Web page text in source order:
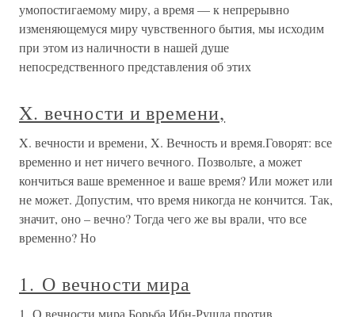
умопостигаемому миру, а время — к непрерывно
изменяющемуся миру чувственного бытия, мы исходим
при этом из наличности в нашей душе
непосредственного представления об этих
X. вечности и времени,
X. вечности и времени, X. Вечность и время.Говорят: все
временно и нет ничего вечного. Позвольте, а может
кончиться ваше временное и ваше время? Или может или
не может. Допустим, что время никогда не кончится. Так,
значит, оно – вечно? Тогда чего же вы врали, что все
временно? Но
1. О вечности мира
1. О вечности мира Борьба Ибн-Рушда против